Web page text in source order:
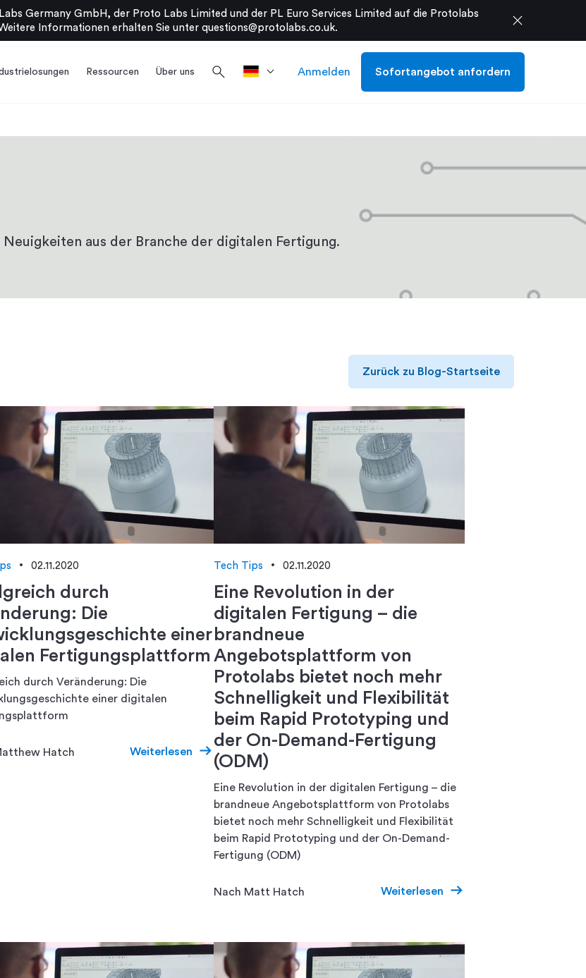
Germany GmbH, der Proto Labs Limited und der PL Euro Services Limited auf die Protolabs
Informationen erhalten Sie unter questions@protolabs.co.uk. close
Ressourcen Über uns search Anmelden Sofortangebot anfordern
aus der Branche der digitalen Fertigung.
Zurück zu Blog-Startseite
02.11.2020
durch
Die
einer
Fertigungsplattform
durch Veränderung: Die
einer digitalen
Hatch Weiterlesen
Tech Tips 02.11.2020
Eine Revolution in der
digitalen Fertigung – die
brandneue
Angebotsplattform von
Protolabs bietet noch mehr
Schnelligkeit und Flexibilität
beim Rapid Prototyping und
der On-Demand-Fertigung
(ODM)
Eine Revolution in der digitalen Fertigung – die
brandneue Angebotsplattform von Protolabs
bietet noch mehr Schnelligkeit und Flexibilität
beim Rapid Prototyping und der On-Demand-
Fertigung (ODM)
Nach Matt Hatch Weiterlesen